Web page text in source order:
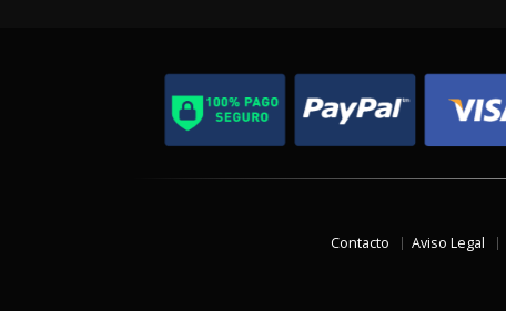
Contacto Aviso Legal